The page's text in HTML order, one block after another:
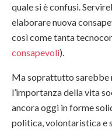
quale si è confusi.
elaborare nuova
così come tanta
consapevoli).
Ma soprattutto sarebbe
l’importanza della vita
ancora oggi in forme
politica, volontaristica e